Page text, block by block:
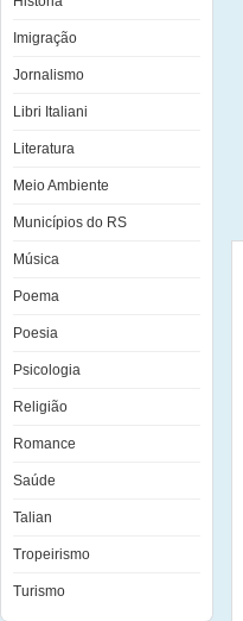
Imigração
Jornalismo
Libri Italiani
Literatura
Meio Ambiente
Municípios do RS
Música
Poema
Poesia
Psicologia
Religião
Romance
Saúde
Talian
Tropeirismo
Turismo